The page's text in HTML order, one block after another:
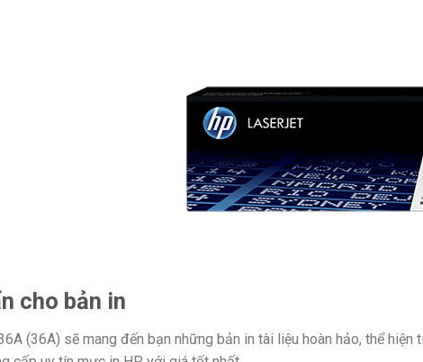
cho bản in
(36A) sẽ mang đến bạn những bản in tài liệu hoàn hảo, thể